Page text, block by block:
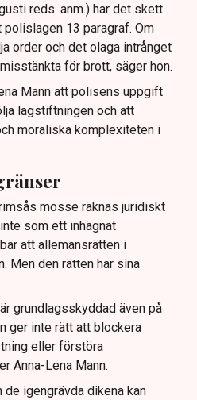
reds. anm.) har det skett
13 paragraf. Om
order och det olaga intrånget
för brott, säger hon.
Mann att polisens uppgift
lagstiftningen och att
moraliska komplexiteten i
mosse räknas juridiskt
som ett inhägnat
att allemansrätten i
Men den rätten har sina
grundlagsskyddad även på
ger inte rätt att blockera
eller förstöra
Anna-Lena Mann.
igengrävda dikena kan